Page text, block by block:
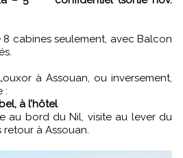
cabines seulement, avec Balcon
à Assouan, ou inversement,
:
à l’hôtel
au bord du Nil, visite au lever du
à Assouan.